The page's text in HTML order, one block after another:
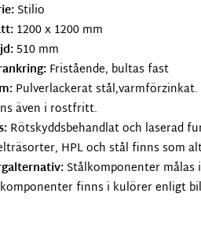
Stilio
1200 x 1200 mm
510 mm
Fristående, bultas fast
Pulverlackerat stål,varmförzinkat.
även i rostfritt.
Rötskyddsbehandlat och laserad
HPL och stål finns som
Stålkomponenter målas
finns i kulörer enligt